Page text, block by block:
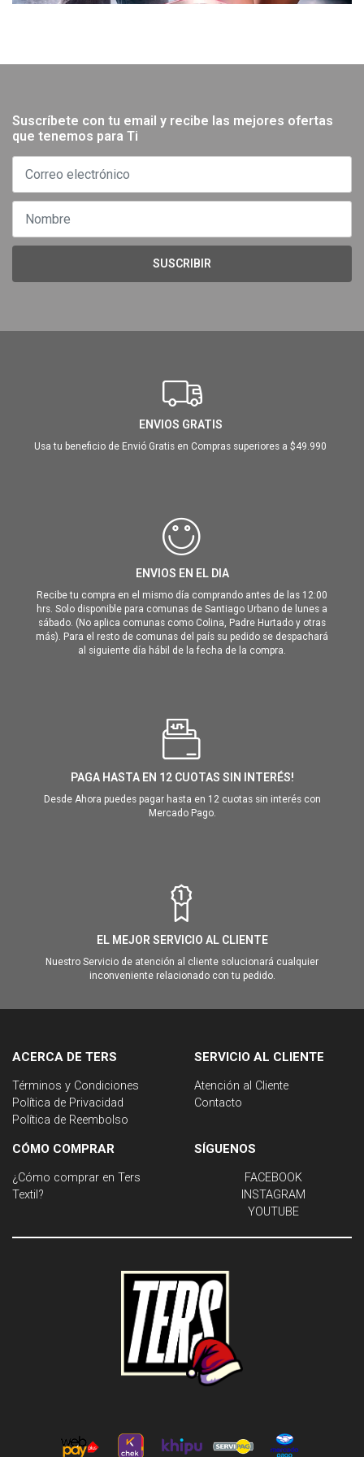
Suscríbete con tu email y recibe las mejores ofertas
que tenemos para Ti
SUSCRIBIR
ENVIOS GRATIS
Usa tu beneficio de Envió Gratis en Compras superiores a $49.990
ENVIOS EN EL DIA
Recibe tu compra en el mismo día comprando antes de las 12:00
hrs. Solo disponible para comunas de Santiago Urbano de lunes a
sábado. (No aplica comunas como Colina, Padre Hurtado y otras
más). Para el resto de comunas del país su pedido se despachará
al siguiente día hábil de la fecha de la compra.
PAGA HASTA EN 12 CUOTAS SIN INTERÉS!
Desde Ahora puedes pagar hasta en 12 cuotas sin interés con
Mercado Pago.
EL MEJOR SERVICIO AL CLIENTE
Nuestro Servicio de atención al cliente solucionará cualquier
inconveniente relacionado con tu pedido.
ACERCA DE TERS
Términos y Condiciones
Política de Privacidad
Política de Reembolso
SERVICIO AL CLIENTE
Atención al Cliente
Contacto
CÓMO COMPRAR
¿Cómo comprar en Ters
Textil?
SÍGUENOS
FACEBOOK
INSTAGRAM
YOUTUBE